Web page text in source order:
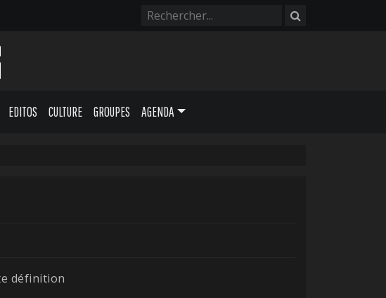
EDITOS CULTURE GROUPES AGENDA
définition